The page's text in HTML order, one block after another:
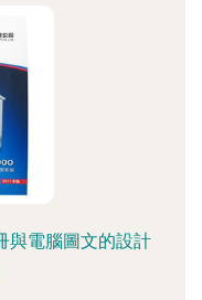
與電腦圖文的設計